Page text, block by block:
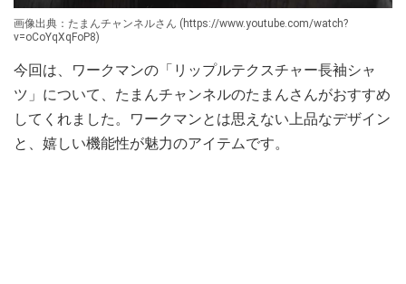
画像出典：たまんチャンネルさん (https://www.youtube.com/watch?
v=oCoYqXqFoP8)
今回は、ワークマンの「リップルテクスチャー長袖シャ
ツ」について、たまんチャンネルのたまんさんがおすすめ
してくれました。ワークマンとは思えない上品なデザイン
と、嬉しい機能性が魅力のアイテムです。